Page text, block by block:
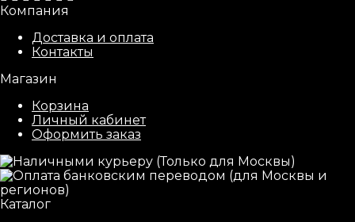
Компания
Доставка и оплата
Контакты
Магазин
Корзина
Личный кабинет
Оформить заказ
Каталог